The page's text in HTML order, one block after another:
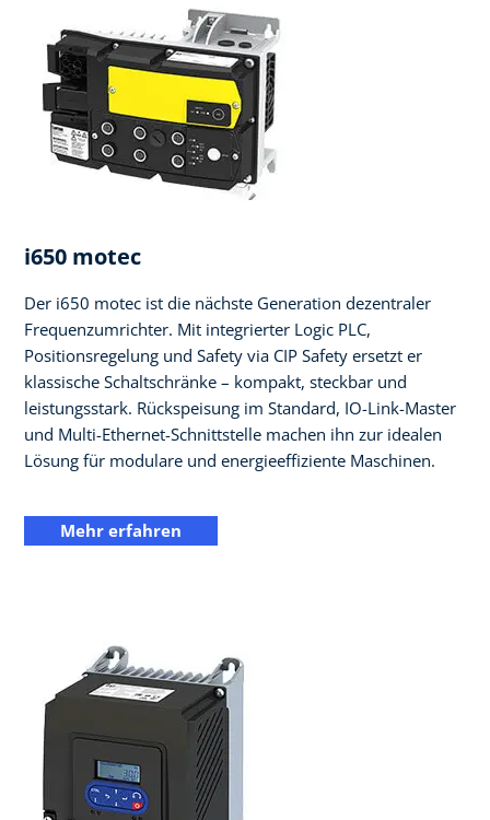
i650 motec
Der i650 motec ist die nächste Generation dezentraler
Frequenzumrichter. Mit integrierter Logic PLC,
Positionsregelung und Safety via CIP Safety ersetzt er
klassische Schaltschränke – kompakt, steckbar und
leistungsstark. Rückspeisung im Standard, IO-Link-Master
und Multi-Ethernet-Schnittstelle machen ihn zur idealen
Lösung für modulare und energieeffiziente Maschinen.
Mehr erfahren